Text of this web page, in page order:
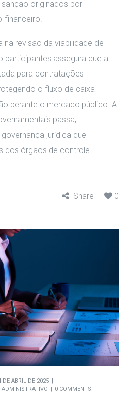
originados por
financeiro.
na revisão da viabilidade de
participantes assegura que a
para contratações
o fluxo de caixa
perante o mercado público. A
passa,
jurídica que
dos órgãos de controle.
Share 0
DE ABRIL DE 2025
ADMINISTRATIVO 0 COMMENTS